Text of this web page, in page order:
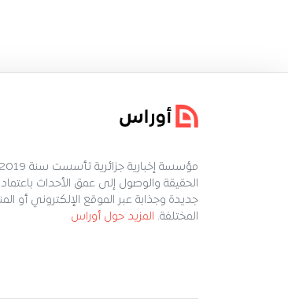
الحقيقة والوصول إلى عمق الأحداث
جديدة وجذابة عبر الموقع الإلكتروني أو
المختلفة. المزيد حول أوراس